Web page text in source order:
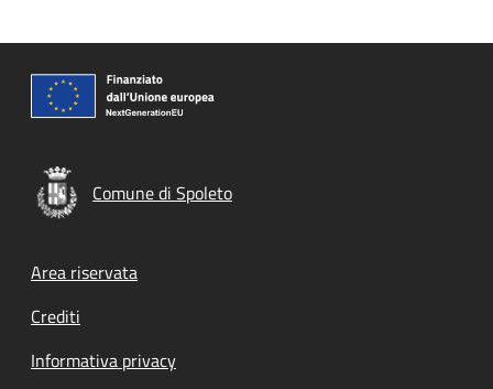
Comune di Spoleto
Footer menu
Area riservata
Crediti
Informativa privacy